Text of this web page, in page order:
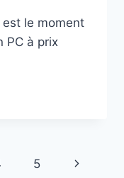
le moment
PC à prix
5 Page